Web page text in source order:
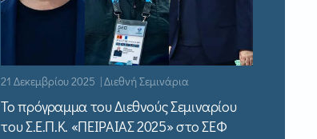
21 Δεκεμβρίου 2025 | Διεθνή Σεμινάρια
Το πρόγραμμα του Διεθνούς Σεμιναρίου
του Σ.Ε.Π.Κ. «ΠΕΙΡΑΙΑΣ 2025» στο ΣΕΦ